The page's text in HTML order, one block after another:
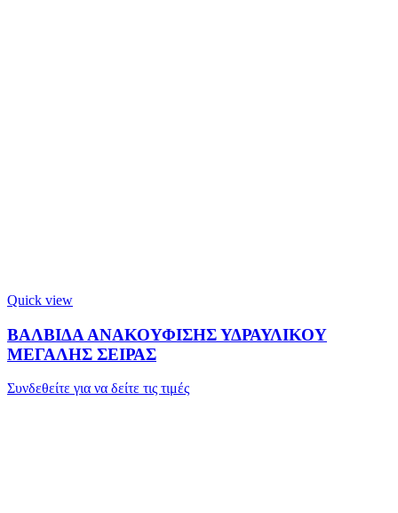
Quick view
ΒΑΛΒΙΔΑ ΑΝΑΚΟΥΦΙΣΗΣ ΥΔΡΑΥΛΙΚΟΥ
ΜΕΓΑΛΗΣ ΣΕΙΡΑΣ
Συνδεθείτε για να δείτε τις τιμές